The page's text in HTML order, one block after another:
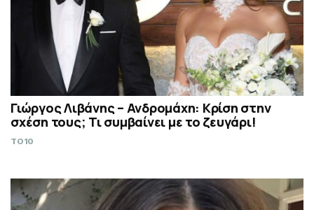
Γιώργος Λιβάνης – Ανδρομάχη: Κρίση στην
σχέση τους; Τι συμβαίνει με το ζευγάρι!
TO10